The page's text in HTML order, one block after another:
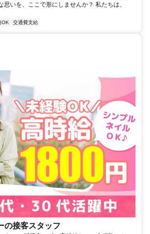
思いを、ここで形にしませんか？ 私たちは、
OK 交通費支給
の接客スタッフ